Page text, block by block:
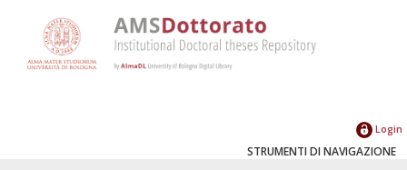
Login
STRUMENTI DI NAVIGAZIONE